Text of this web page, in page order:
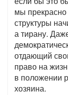
мы прекрасно
структуры
а тирану.
отдающий
право на
в положении
хозяина.